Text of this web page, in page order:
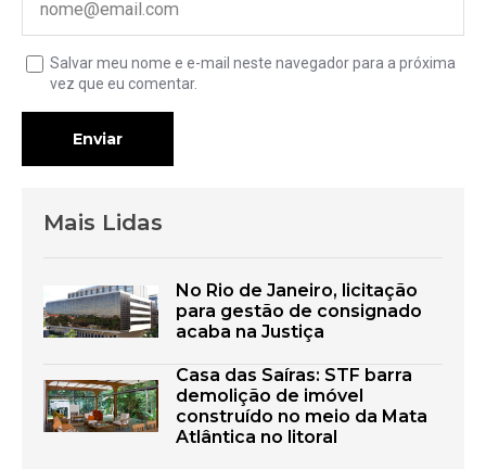
Salvar meu nome e e-mail neste navegador para a próxima
vez que eu comentar.
Enviar
Mais Lidas
No Rio de Janeiro, licitação
para gestão de consignado
acaba na Justiça
Casa das Saíras: STF barra
demolição de imóvel
construído no meio da Mata
Atlântica no litoral